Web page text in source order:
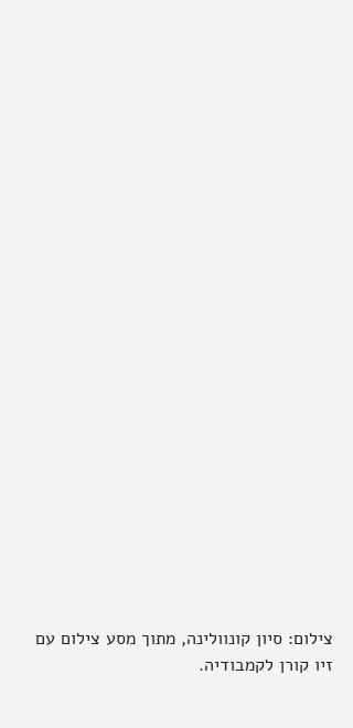
צילום: סיון קונוולינה, מתוך מסע צילום עם
זיו קורן לקמבודיה.